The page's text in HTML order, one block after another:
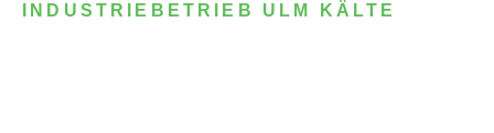
INDUSTRIEBETRIEB ULM KÄLTE